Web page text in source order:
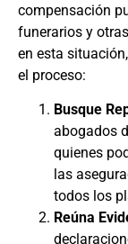
compensación
funerarios y
en esta
el proceso:
Busque
abogados
quienes
las
todos los
Reúna